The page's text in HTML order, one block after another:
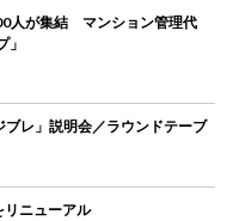
人が集結 マンション管理代
」
レ」説明会／ラウンドテーブ
ニューアル